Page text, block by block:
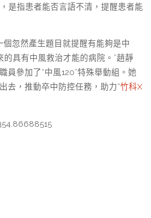
是指患者能否言語不清，提醒患者能
個忽然產生題目就提醒有能夠是中
具有中風救治才能的病院。”趙靜
員參加了“中風120”特殊舉動組。她
去，推動卒中防控任務，助力“竹科X